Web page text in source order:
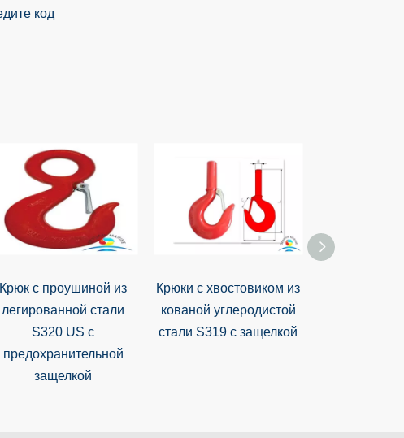
Крюк с проушиной из
легированной стали
S320 US с
предохранительной
защелкой
Крюки с хвостовиком из
кованой углеродистой
стали S319 с защелкой